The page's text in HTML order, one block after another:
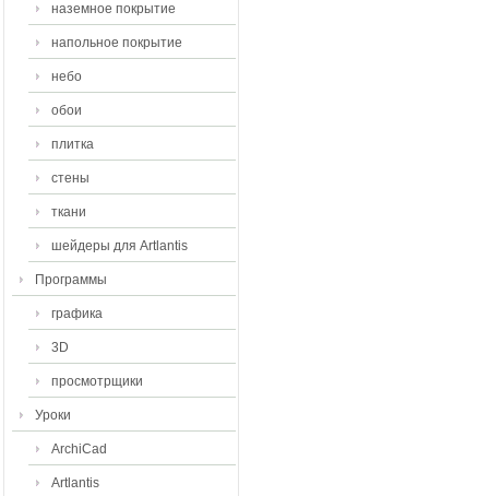
наземное покрытие
напольное покрытие
небо
обои
плитка
стены
ткани
шейдеры для Artlantis
Программы
графика
3D
просмотрщики
Уроки
ArchiCad
Artlantis